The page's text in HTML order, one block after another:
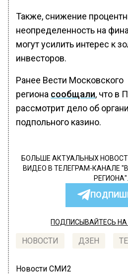
Также, снижение
неопределенность на
могут усилить интерес к
инвесторов.
Ранее Вести Московского
региона сообщали, что в
рассмотрит дело об
подпольного казино.
БОЛЬШЕ АКТУАЛЬНЫХ
ВИДЕО В ТЕЛЕГРАМ-КАНАЛЕ
РЕГИОНА".
ПОДПИСЫВАЙТЕСЬ НА
НОВОСТИ ДЗЕН
Новости СМИ2